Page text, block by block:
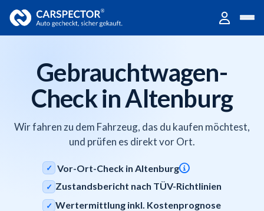
Gebrauchtwagen-
Check in Altenburg
Wir fahren zu dem Fahrzeug, das du kaufen möchtest,
und prüfen es direkt vor Ort.
✓ Vor-Ort-Check in Altenburg
✓ Zustandsbericht nach TÜV-Richtlinien
✓ Wertermittlung inkl. Kostenprognose